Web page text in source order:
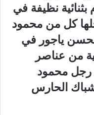
بثنائية نظيفة في
كل من محمود
في الدقيقة 15 ومحسن ياجور في
من عناصر
رجل محمود
الحارس